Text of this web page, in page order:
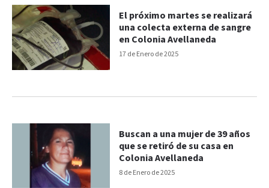
17 de Enero de 2025
El próximo martes se realizará
una colecta externa de sangre
en Colonia Avellaneda
8 de Enero de 2025
Buscan a una mujer de 39 años
que se retiró de su casa en
Colonia Avellaneda